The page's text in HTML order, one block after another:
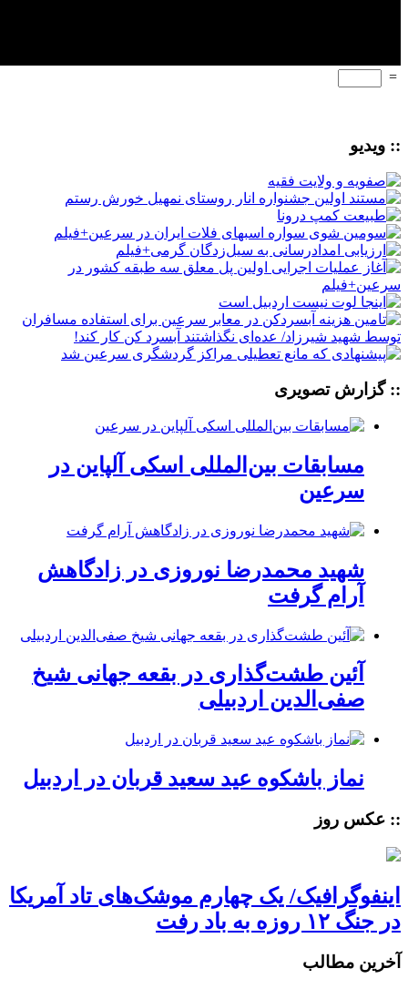
=
:: ویدیو
:: گزارش تصویری
مسابقات بین‌المللی اسکی آلپاین در
سرعین
شهید محمدرضا نوروزی در زادگاهش
آرام گرفت
آئین طشت‌گذاری در بقعه جهانی شیخ
صفی‌الدین اردبیلی
نماز باشکوه عید سعید قربان در اردبیل
:: عکس روز
اینفوگرافیک/ یک چهارم موشک‌های تاد آمریکا
در جنگ ۱۲ روزه به باد رفت
آخرین مطالب